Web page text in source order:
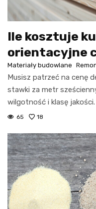
Ile kosztuje
orientacyjne
Materiały budowlane
Musisz patrzeć na cenę
stawki za metr
wilgotność i klasę
65 18